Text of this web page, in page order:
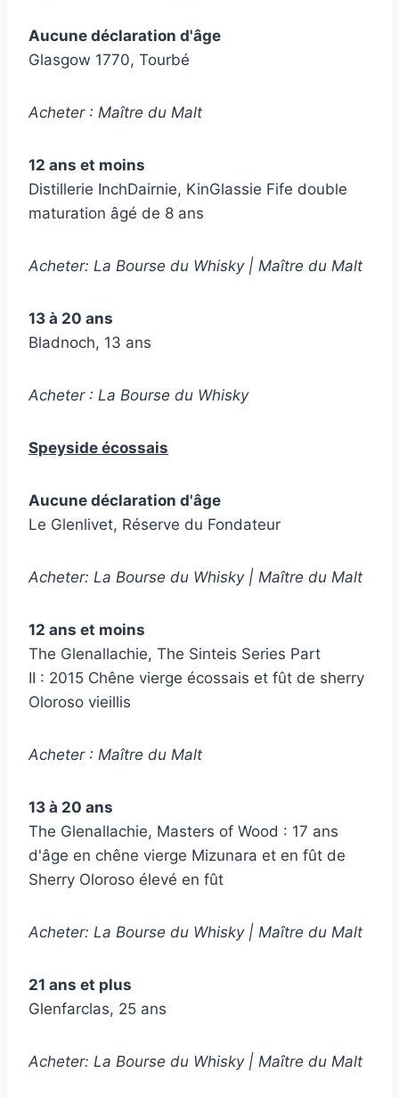
Aucune déclaration d'âge
Glasgow 1770, Tourbé
Acheter : Maître du Malt
12 ans et moins
Distillerie InchDairnie, KinGlassie Fife double
maturation âgé de 8 ans
Acheter: La Bourse du Whisky | Maître du Malt
13 à 20 ans
Bladnoch, 13 ans
Acheter : La Bourse du Whisky
Speyside écossais
Aucune déclaration d'âge
Le Glenlivet, Réserve du Fondateur
Acheter: La Bourse du Whisky | Maître du Malt
12 ans et moins
The Glenallachie, The Sinteis Series Part
II : 2015 Chêne vierge écossais et fût de sherry
Oloroso vieillis
Acheter : Maître du Malt
13 à 20 ans
The Glenallachie, Masters of Wood : 17 ans
d'âge en chêne vierge Mizunara et en fût de
Sherry Oloroso élevé en fût
Acheter: La Bourse du Whisky | Maître du Malt
21 ans et plus
Glenfarclas, 25 ans
Acheter: La Bourse du Whisky | Maître du Malt